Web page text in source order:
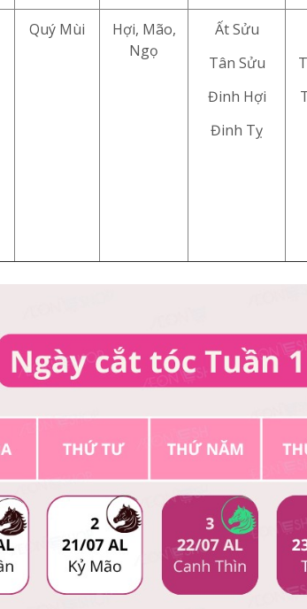
Quý Mùi
Hợi, Mão,
Ngọ
Ất Sửu
Tân Sửu
Đinh Hợi
Đinh Tỵ